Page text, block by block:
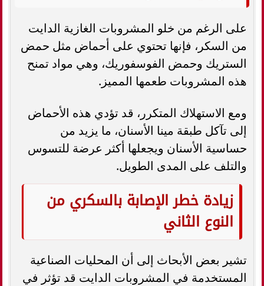
على الرغم من خلو المشروبات الغازية الدايت
من السكر، فإنها تحتوي على أحماض مثل حمض
الستريك وحمض الفوسفوريك، وهي مواد تمنح
هذه المشروبات طعمها المميز.
ومع الاستهلاك المتكرر، قد تؤدي هذه الأحماض
إلى تآكل طبقة مينا الأسنان، ما يزيد من
حساسية الأسنان ويجعلها أكثر عرضة للتسوس
والتلف على المدى الطويل.
زيادة خطر الإصابة بالسكري من
النوع الثاني
تشير بعض الأبحاث إلى أن المحليات الصناعية
المستخدمة في المشروبات الدايت قد تؤثر في